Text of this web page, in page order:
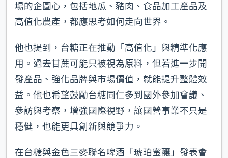
場的企圖心，包括地瓜、豬肉、食品加工產品及
高值化農產，都應思考如何走向世界。
他也提到，台糖正在推動「高值化」與精準化應
用。過去甘蔗可能只被視為原料，但若進一步開
發產品、強化品牌與市場價值，就能提升整體效
益。他也希望鼓勵台糖同仁多到國外參加會議、
參訪與考察，增強國際視野，讓國營事業不只是
穩健，也能更具創新與競爭力。
在台糖與金色三麥聯名啤酒「琥珀蜜釀」發表會